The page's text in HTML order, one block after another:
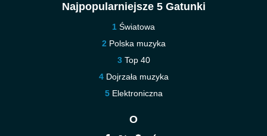
Najpopularniejsze 5 Gatunki
Światowa
Polska muzyka
Top 40
Dojrzała muzyka
Elektroniczna
O